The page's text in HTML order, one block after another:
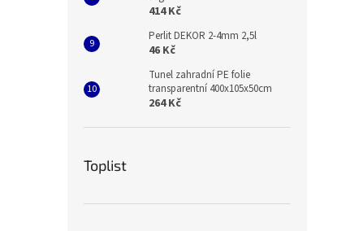
414 Kč
Perlit DEKOR 2-4mm 2,5l
46 Kč
Tunel zahradní PE folie
transparentní 400x105x50cm
264 Kč
Toplist